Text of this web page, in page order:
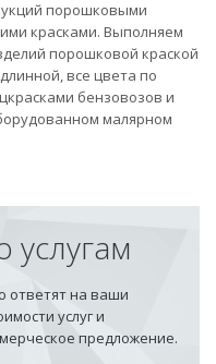
порошковыми
красками. Выполняем
порошковой краской
все цвета по
бензовозов и
малярном
услугам
ответят на ваши
услуг и
предложение.